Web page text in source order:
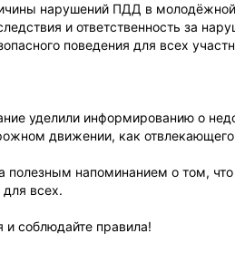
нарушений ПДД в
и ответственность за
поведения для всех
уделили информированию о
движении, как
полезным напоминанием о том,
для всех.
и соблюдайте правила!